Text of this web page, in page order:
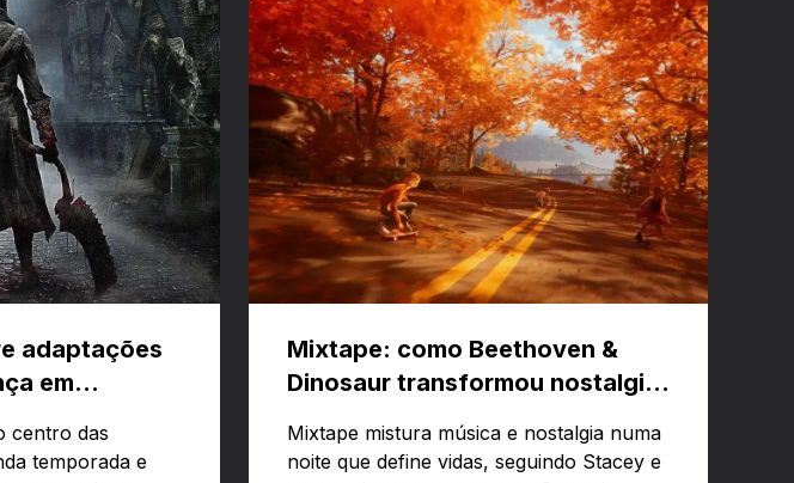
adaptações
em
centro das
temporada e
Mixtape: como Beethoven &
Dinosaur transformou nostalgia
Mixtape mistura música e nostalgia numa
noite que define vidas, seguindo Stacey e